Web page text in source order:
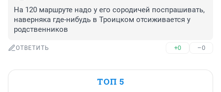
На 120 маршруте надо у его сородичей поспрашивать,
наверняка где-нибудь в Троицком отсиживается у
родственников
ОТВЕТИТЬ +0 –0
ТОП 5